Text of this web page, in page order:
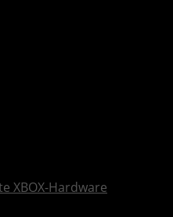
XBOX-Hardware